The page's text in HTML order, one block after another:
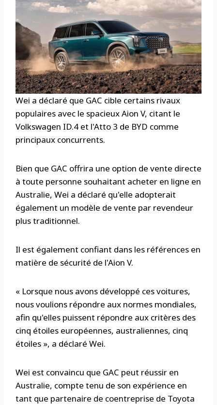
Wei a déclaré que GAC cible certains rivaux
populaires avec le spacieux Aion V, citant le
Volkswagen ID.4 et l'Atto 3 de BYD comme
principaux concurrents.
Bien que GAC offrira une option de vente directe
à toute personne souhaitant acheter en ligne en
Australie, Wei a déclaré qu'elle adopterait
également un modèle de vente par revendeur
plus traditionnel.
Il est également confiant dans les références en
matière de sécurité de l'Aion V.
« Lorsque nous avons développé ces voitures,
nous voulions répondre aux normes mondiales,
afin qu'elles puissent répondre aux critères des
cinq étoiles européennes, australiennes, cinq
étoiles », a déclaré Wei.
Wei est convaincu que GAC peut réussir en
Australie, compte tenu de son expérience en
tant que partenaire de coentreprise de Toyota